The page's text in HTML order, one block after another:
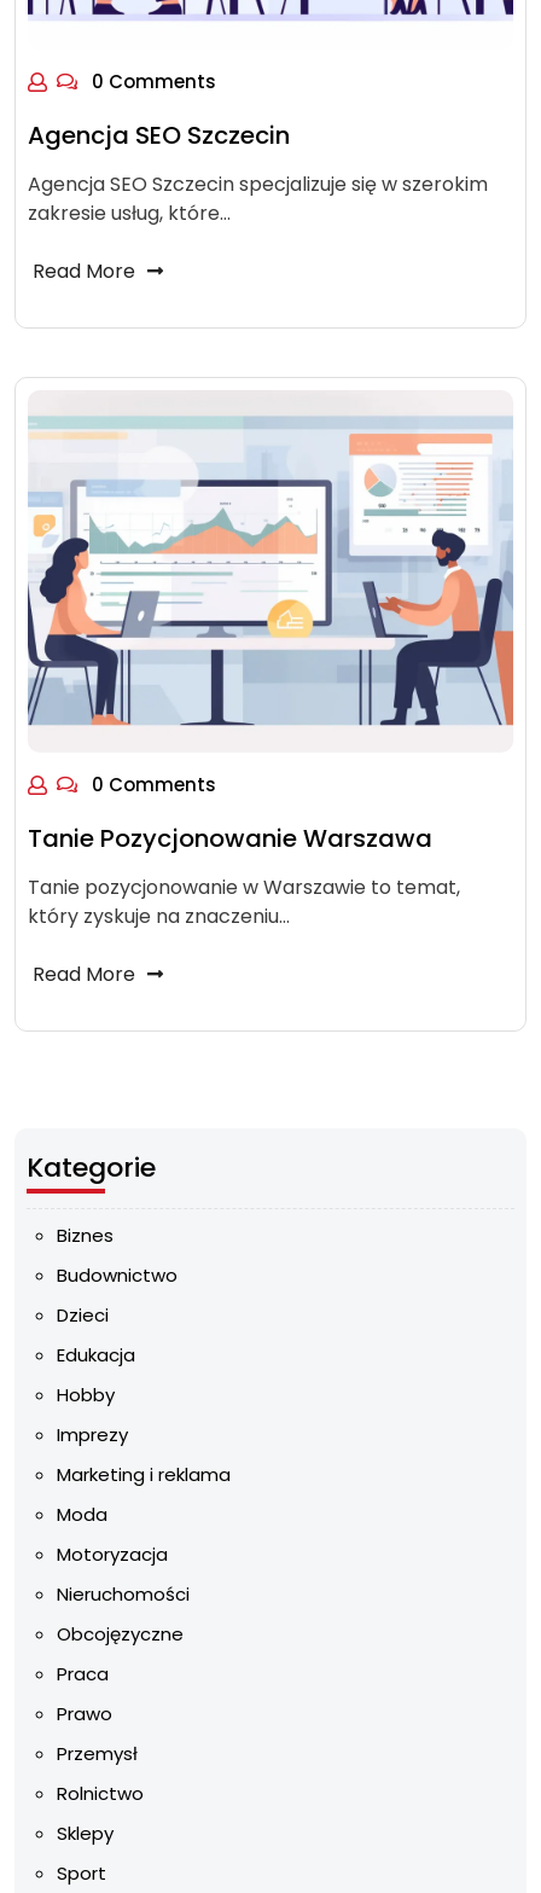
0 Comments
Agencja SEO Szczecin
Agencja SEO Szczecin specjalizuje się w szerokim
zakresie usług, które…
Read More
0 Comments
Tanie Pozycjonowanie Warszawa
Tanie pozycjonowanie w Warszawie to temat,
który zyskuje na znaczeniu…
Read More
Kategorie
Biznes
Budownictwo
Dzieci
Edukacja
Hobby
Imprezy
Marketing i reklama
Moda
Motoryzacja
Nieruchomości
Obcojęzyczne
Praca
Prawo
Przemysł
Rolnictwo
Sklepy
Sport